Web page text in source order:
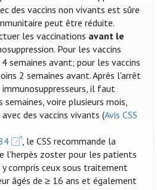
des vaccins non vivants est sûre
peut être réduite.
les vaccinations avant le
Pour les vaccins
semaines avant; pour les vaccins
2 semaines avant. Après l'arrêt
il faut
voire plusieurs mois,
des vaccins vivants (Avis CSS
, le CSS recommande la
l'herpès zoster pour les patients
y compris ceux sous traitement
âgés de ≥ 16 ans et également